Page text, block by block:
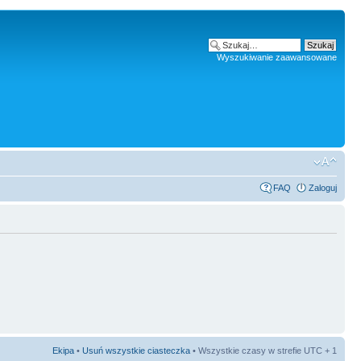
Wyszukiwanie zaawansowane
FAQ Zaloguj
Ekipa • Usuń wszystkie ciasteczka • Wszystkie czasy w strefie UTC + 1